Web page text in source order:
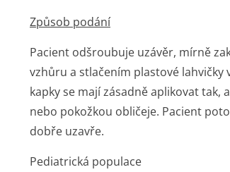
Způsob podání
Pacient odšroubuje uzávěr, mírně
vzhůru a stlačením plastové
kapky se mají zásadně aplikovat tak,
nebo pokožkou obličeje. Pacient
dobře uzavře.
Pediatrická populace